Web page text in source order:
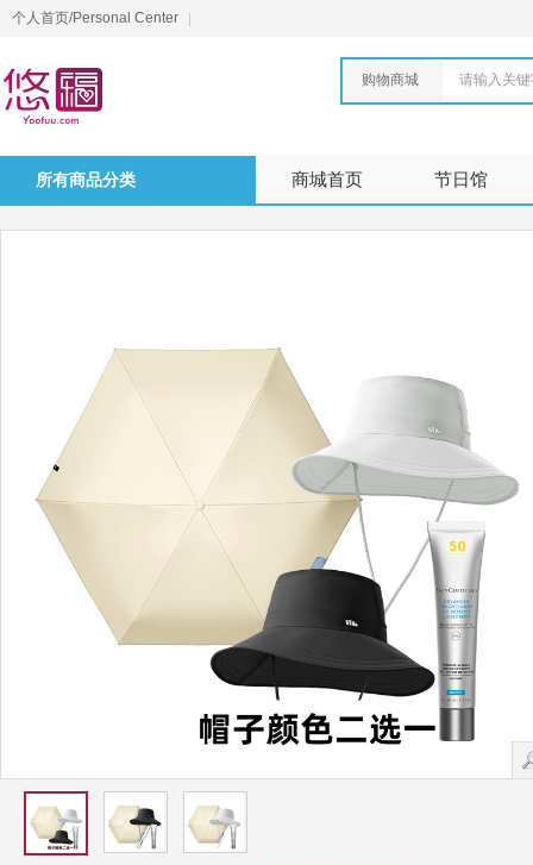
个人首页/Personal Center
购物商城 请输入关
所有商品分类 商城首页 节日馆